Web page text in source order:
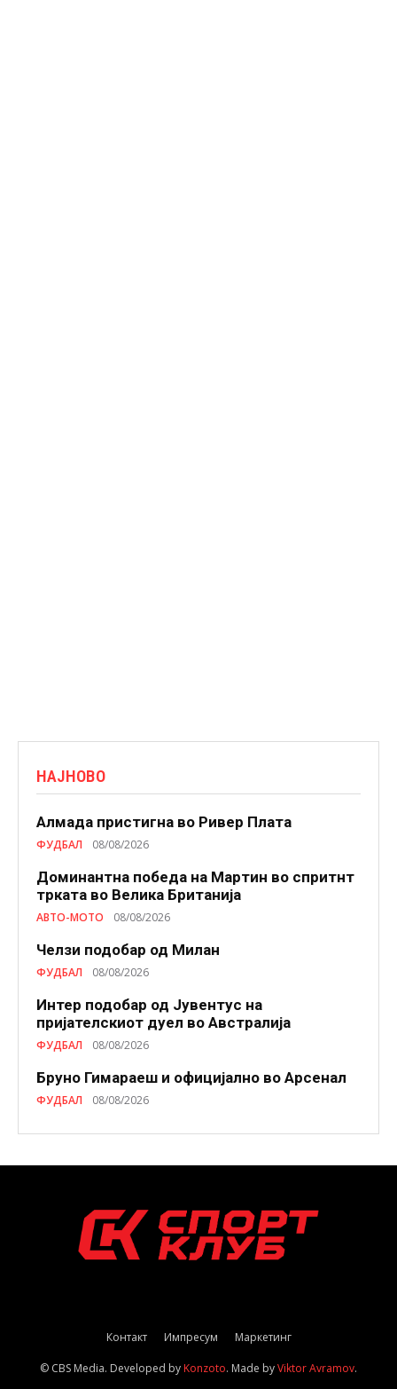
НАЈНОВО
Алмада пристигна во Ривер Плата
ФУДБАЛ 08/08/2026
Доминантна победа на Мартин во спритнт
трката во Велика Британија
АВТО-МОТО 08/08/2026
Челзи подобaр од Милан
ФУДБАЛ 08/08/2026
Интер подобар од Јувентус на
пријателскиот дуел во Австралија
ФУДБАЛ 08/08/2026
Бруно Гимараеш и официјално во Арсенал
ФУДБАЛ 08/08/2026
Контакт Импресум Маркетинг
© CBS Media. Developed byKonzoto. Made byViktor Avramov.